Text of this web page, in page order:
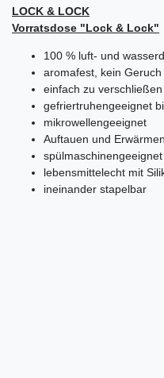
LOCK & LOCK
Vorratsdose "Lock & Lock"
100 % luft- und
aromafest, kein
einfach zu
gefriertruhengeeignet
mikrowellengeeignet
Auftauen und Erwärmen
spülmaschinengeeignet
lebensmittelecht mit
ineinander stapelbar